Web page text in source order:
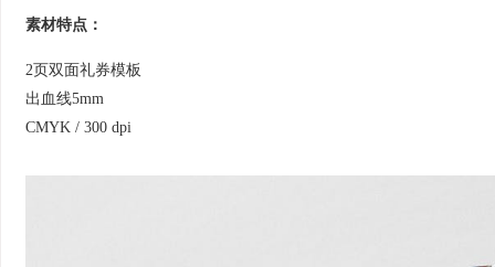
素材特点：
2页双面礼券模板
出血线5mm
CMYK / 300 dpi